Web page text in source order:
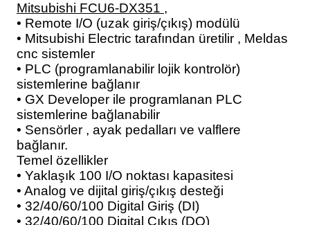
Membranı
Mitsubishi FCU6-DX351 ,
• Remote I/O (uzak giriş/çıkış) modülü
• Mitsubishi Electric tarafından üretilir , Meldas
cnc sistemler
• PLC (programlanabilir lojik kontrolör)
sistemlerine bağlanır
• GX Developer ile programlanan PLC
sistemlerine bağlanabilir
• Sensörler , ayak pedalları ve valflere
bağlanır.
Temel özellikler
• Yaklaşık 100 I/O noktası kapasitesi
• Analog ve dijital giriş/çıkış desteği
• 32/40/60/100 Digital Giriş (DI)
• 32/40/60/100 Digital Çıkış (DO)